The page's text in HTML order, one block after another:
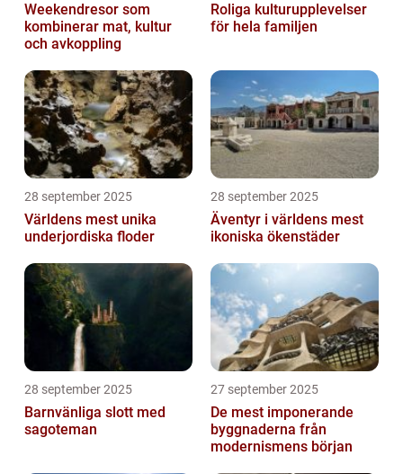
Weekendresor som
kombinerar mat, kultur
och avkoppling
Roliga kulturupplevelser
för hela familjen
28 september 2025
Världens mest unika
underjordiska floder
28 september 2025
Äventyr i världens mest
ikoniska ökenstäder
28 september 2025
Barnvänliga slott med
sagoteman
27 september 2025
De mest imponerande
byggnaderna från
modernismens början